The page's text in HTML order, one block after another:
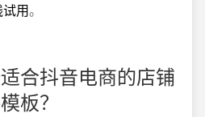
用。
合抖音电商的店铺
板？